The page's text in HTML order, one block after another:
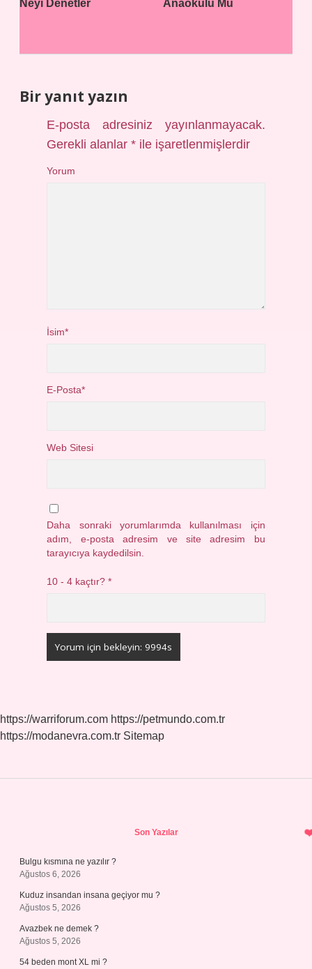
Neyi Denetler Anaokulu Mu
Bir yanıt yazın
E-posta adresiniz yayınlanmayacak.
Gerekli alanlar* ile işaretlenmişlerdir
Yorum
İsim*
E-Posta*
Web Sitesi
Daha sonraki yorumlarımda kullanılması için
adım, e-posta adresim ve site adresim bu
tarayıcıya kaydedilsin.
10 - 4 kaçtır?*
https://warriforum.com https://petmundo.com.tr
https://modanevra.com.tr Sitemap
Son Yazılar
Bulgu kısmına ne yazılır ?
Ağustos 6, 2026
Kuduz insandan insana geçiyor mu ?
Ağustos 5, 2026
Avazbek ne demek ?
Ağustos 5, 2026
54 beden mont XL mi ?